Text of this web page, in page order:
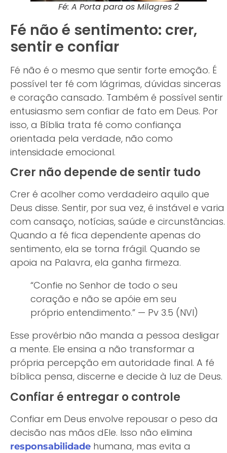
Fé: A Porta para os Milagres 2
Fé não é sentimento: crer,
sentir e confiar
Fé não é o mesmo que sentir forte emoção. É
possível ter fé com lágrimas, dúvidas sinceras
e coração cansado. Também é possível sentir
entusiasmo sem confiar de fato em Deus. Por
isso, a Bíblia trata fé como confiança
orientada pela verdade, não como
intensidade emocional.
Crer não depende de sentir tudo
Crer é acolher como verdadeiro aquilo que
Deus disse. Sentir, por sua vez, é instável e varia
com cansaço, notícias, saúde e circunstâncias.
Quando a fé fica dependente apenas do
sentimento, ela se torna frágil. Quando se
apoia na Palavra, ela ganha firmeza.
“Confie no Senhor de todo o seu
coração e não se apóie em seu
próprio entendimento.” — Pv 3.5 (NVI)
Esse provérbio não manda a pessoa desligar
a mente. Ele ensina a não transformar a
própria percepção em autoridade final. A fé
bíblica pensa, discerne e decide à luz de Deus.
Confiar é entregar o controle
Confiar em Deus envolve repousar o peso da
decisão nas mãos dEle. Isso não elimina
responsabilidade humana, mas evita a